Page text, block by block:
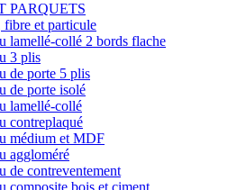
PARQUETS
fibre et particule
lamellé-collé 2 bords flache
3 plis
de porte 5 plis
de porte isolé
lamellé-collé
contreplaqué
médium et MDF
aggloméré
de contreventement